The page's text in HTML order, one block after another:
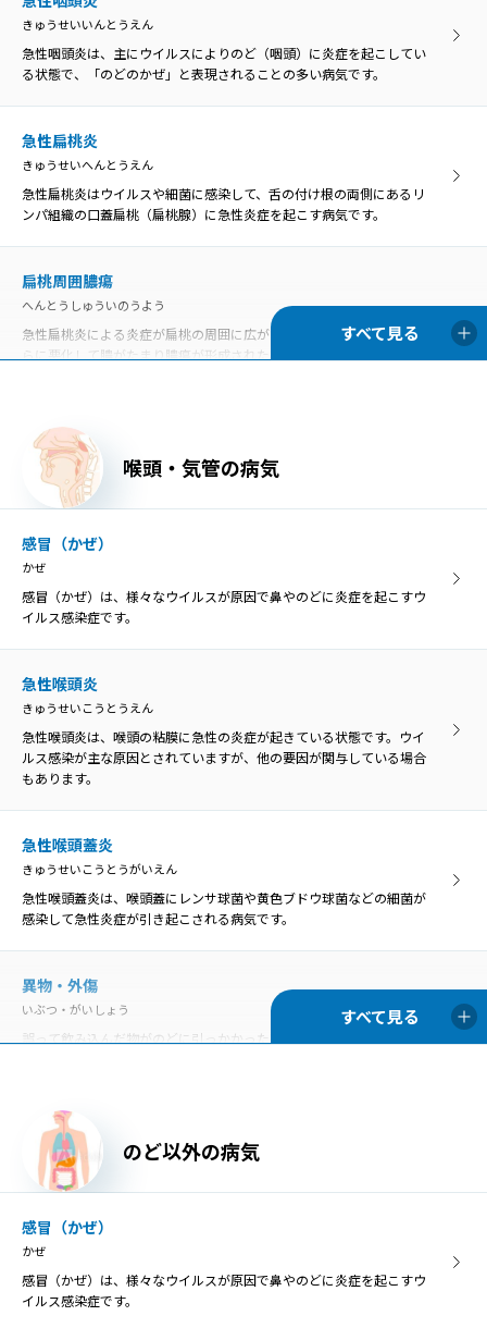
きゅうせいいんとうえん
急性咽頭炎は、主にウイルスによりのど（咽頭）に炎症を起こしてい
る状態で、「のどのかぜ」と表現されることの多い病気です。
急性扁桃炎
きゅうせいへんとうえん
急性扁桃炎はウイルスや細菌に感染して、舌の付け根の両側にあるリ
ンパ組織の口蓋扁桃（扁桃腺）に急性炎症を起こす病気です。
扁桃周囲膿瘍
へんとうしゅういのうよう
急性扁桃炎による炎症が扁桃の周囲に広がったものを扁桃周囲炎、さ
らに悪化して膿がたまり膿瘍が形成された状態を扁桃周囲膿瘍といい
口内炎
こうないえん
口内炎は、口の中の粘膜に炎症を起こす病気の総称です。口の中の痛
みや不快感が主な症状です。
いぶつ・がいしょう
い、異物によってのどが傷つくと、膿がたまって感染を引き起こす原
因になることがあります。
口腔乾燥症
こうくうかんそうしょう
ドライマウスとも呼ばれています。
いしょくどうぎゃくりゅうしょう
の炎症を引き起こす病気のことです。
まんせいいんとうえん
慢性扁桃炎
まんせいへんとうえん
慢性扁桃炎は、扁桃の炎症が3カ月以上長期的に残ってしまう病気
で、症状が落ち着いている「慢性期」と急激に悪化する「急性増悪
期」に分けられます。
喉頭・気管の病気
感冒（かぜ）
かぜ
感冒（かぜ）は、様々なウイルスが原因で鼻やのどに炎症を起こすウ
イルス感染症です。
急性喉頭炎
きゅうせいこうとうえん
急性喉頭炎は、喉頭の粘膜に急性の炎症が起きている状態です。ウイ
ルス感染が主な原因とされていますが、他の要因が関与している場合
もあります。
急性喉頭蓋炎
きゅうせいこうとうがいえん
急性喉頭蓋炎は、喉頭蓋にレンサ球菌や黄色ブドウ球菌などの細菌が
感染して急性炎症が引き起こされる病気です。
異物・外傷
いぶつ・がいしょう
誤って飲み込んだ物がのどに引っかかった状態を「咽頭異物」とい
胃食道逆流症
いしょくどうぎゃくりゅうしょう
胃食道逆流症とは、胃の内容物が食道へ逆流して、様々な症状や食道
の炎症を引き起こす病気のことです。
咽喉頭異常感症
いんこうとういじょうかんしょう
のど以外の病気
感冒（かぜ）
かぜ
感冒（かぜ）は、様々なウイルスが原因で鼻やのどに炎症を起こすウ
イルス感染症です。